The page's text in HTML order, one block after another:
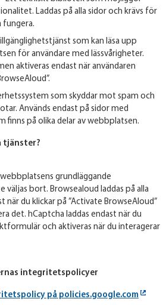
Laddas på alla sidor och krävs för
fungera.
som kan läsa upp
för användare med lässvårigheter.
aktiveras endast när användaren
som skyddar mot spam och
Används endast på sidor med
finns på olika delar av webbplatsen.
tjänster?
grundläggande
bort. Browsealoud laddas på alla
när du klickar på ”Activate BrowseAloud”
det. hCaptcha laddas endast när du
och aktiveras när du interagerar
integritetspolicyer
på policies.google.com